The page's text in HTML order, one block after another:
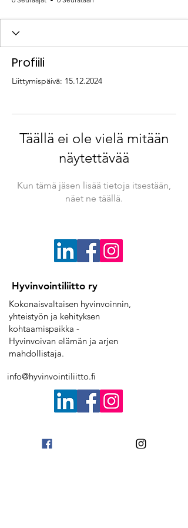
Profiili
Liittymispäivä: 15.12.2024
Täällä ei ole vielä mitään
näytettävää
Kun tämä jäsen lisää tietoja itsestään,
näet ne täällä.
Hyvinvointiliitto ry
Kokonaisvaltaisen hyvinvoinnin,
yhteistyön ja kehityksen
kohtaamispaikka -
Hyvinvoivan elämän ja arjen
mahdollistaja.
info@hyvinvointiliitto.fi
Lue lisää: